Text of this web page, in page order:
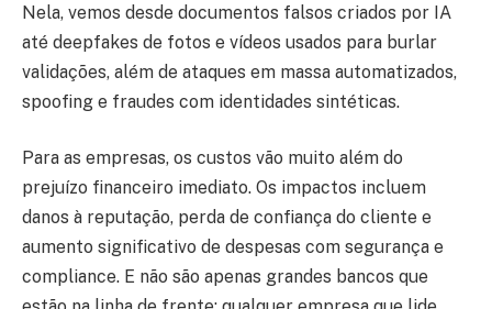
Nela, vemos desde documentos falsos criados por IA
até deepfakes de fotos e vídeos usados para burlar
validações, além de ataques em massa automatizados,
spoofing e fraudes com identidades sintéticas.
Para as empresas, os custos vão muito além do
prejuízo financeiro imediato. Os impactos incluem
danos à reputação, perda de confiança do cliente e
aumento significativo de despesas com segurança e
compliance. E não são apenas grandes bancos que